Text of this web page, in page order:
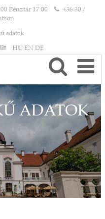
Pénztár 17:00
+36 30 /
adatok
HU EN DE
ADATOK